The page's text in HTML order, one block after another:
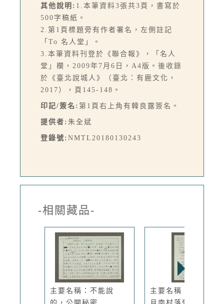
其他說明: 1.本筆資料3張共3頁，書寫於
500字稿紙。
2.第1頁標題旁有作者署名，左側註記
「To 名人堂」。
3.本筆資料刊登於《聯合報》，「名人
堂」欄，2009年7月6日，A4版。後收錄
於《臺北說城人》（臺北：有鹿文化，
2017），頁145-148。
印記/簽名: 第1頁右上角有韓良露簽名。
提供者: 朱全斌
登錄號: NMTL20180130243
-相關藏品-
主要名稱：不能說
主要名稱：五月、六